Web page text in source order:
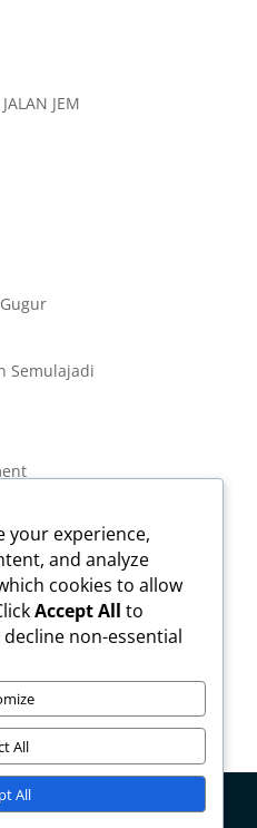
JEM
Semulajadi
your experience,
and analyze
cookies to allow
Accept All to
non-essential
All
All